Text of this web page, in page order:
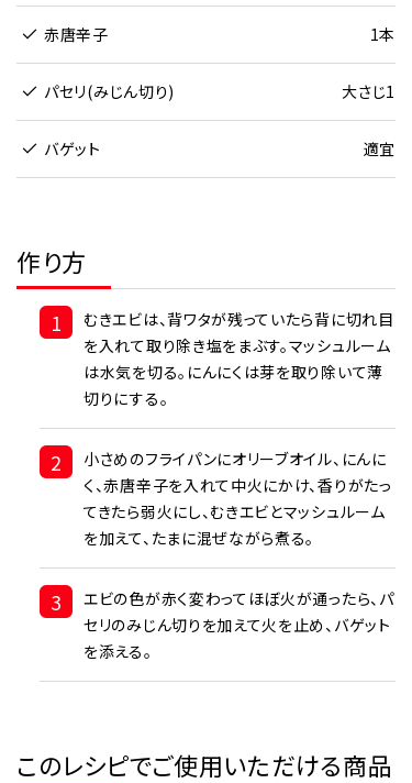
赤唐辛子 1本
パセリ(みじん切り) 大さじ1
バゲット 適宜
作り方
1
むきエビは、背ワタが残っていたら背に切れ目
を入れて取り除き塩をまぶす。マッシュルーム
は水気を切る。にんにくは芽を取り除いて薄
切りにする。
2
小さめのフライパンにオリーブオイル、にんに
く、赤唐辛子を入れて中火にかけ、香りがたっ
てきたら弱火にし、むきエビとマッシュルーム
を加えて、たまに混ぜながら煮る。
3
エビの色が赤く変わってほぼ火が通ったら、パ
セリのみじん切りを加えて火を止め、バゲット
を添える。
このレシピでご使用いただける商品